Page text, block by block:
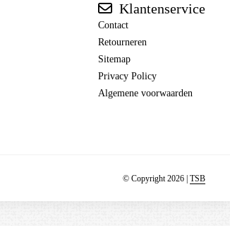
Klantenservice
Contact
Retourneren
Sitemap
Privacy Policy
Algemene voorwaarden
© Copyright 2026 | TSB